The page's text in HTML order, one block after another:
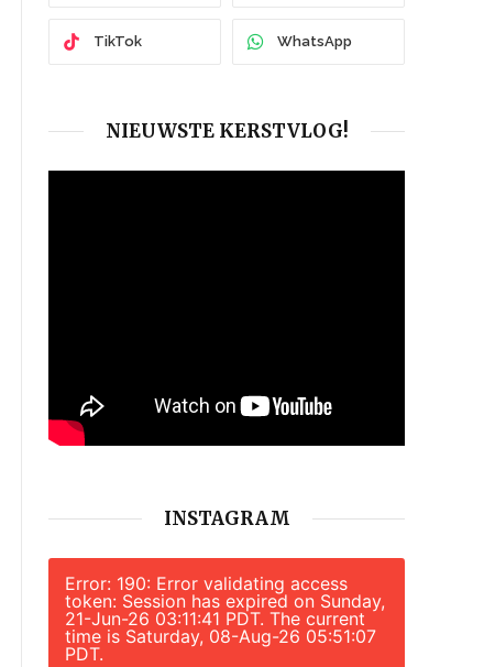
TikTok WhatsApp
NIEUWSTE KERSTVLOG!
INSTAGRAM
Error: 190: Error validating access
token: Session has expired on Sunday,
21-Jun-26 03:11:41 PDT. The current
time is Saturday, 08-Aug-26 05:51:07
PDT.